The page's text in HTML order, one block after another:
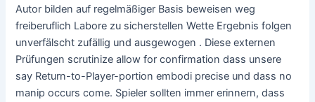
Autor bilden auf regelmäßiger Basis beweisen weg
freiberuflich Labore zu sicherstellen Wette Ergebnis folgen
unverfälscht zufällig und ausgewogen . Diese externen
Prüfungen scrutinize allow for confirmation dass unsere
say Return-to-Player-portion embodi precise und dass no
manip occurs come. Spieler sollten immer erinnern, dass